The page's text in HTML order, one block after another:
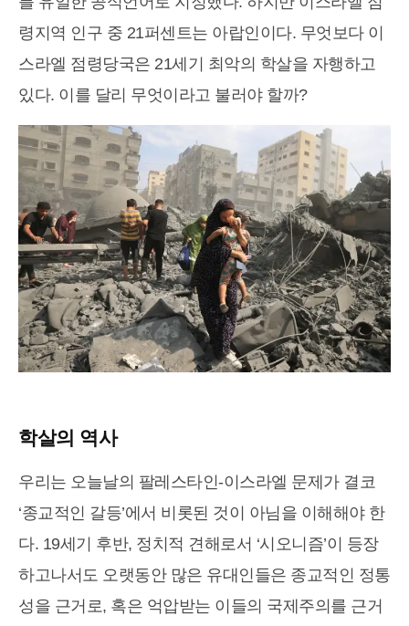
령지역 인구 중 21퍼센트는 아랍인이다. 무엇보다 이
스라엘 점령당국은 21세기 최악의 학살을 자행하고
있다. 이를 달리 무엇이라고 불러야 할까?
학살의 역사
우리는 오늘날의 팔레스타인-이스라엘 문제가 결코
‘종교적인 갈등’에서 비롯된 것이 아님을 이해해야 한
다. 19세기 후반, 정치적 견해로서 ‘시오니즘’이 등장
하고나서도 오랫동안 많은 유대인들은 종교적인 정통
성을 근거로, 혹은 억압받는 이들의 국제주의를 근거